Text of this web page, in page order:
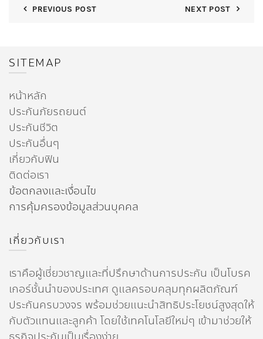
PREVIOUS POST NEXT POST
SITEMAP
หน้าหลัก
ประกันภัยรถยนต์
ประกันชีวิต
ประกันอื่นๆ
เกี่ยวกับฟิน
ติดต่อเรา
ข้อตกลงและเงื่อนไข
การคุ้มครองข้อมูลส่วนบุคคล
เกี่ยวกับเรา
เราคือผู้เชี่ยวชาญและที่ปรึกษาด้านการประกัน เป็นโบรค
เกอร์ชั้นนำของประเทศ ดูแลครอบคลุมทุกผลิตภัณฑ์
ประกันครบวงจร พร้อมช่วยแนะนำสิทธิประโยชน์สูงสุดให้
กับตัวแทนและลูกค้า โดยใช้เทคโนโลยีใหม่ๆ เข้ามาช่วยให้